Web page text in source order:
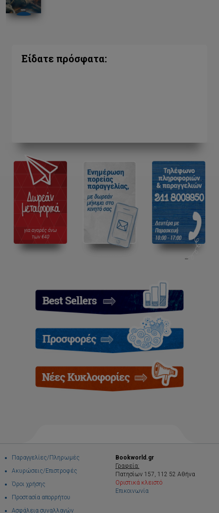
Είδατε πρόσφατα:
Παραγγελίες/Πληρωμές
Ακυρώσεις/Επιστροφές
Όροι χρήσης
Προστασία απορρήτου
Ασφάλεια συναλλαγών
Bookworld.gr
Γραφεία:
Πατησίων 157, 112 52 Αθήνα
Οριστικά κλειστό
Επικοινωνία